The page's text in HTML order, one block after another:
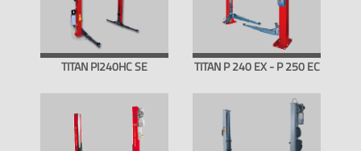
TITAN PI240HC SE TITAN P 240 EX - P 250 EC